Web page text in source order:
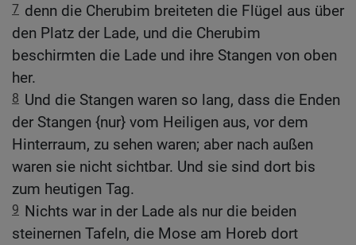
7 denn die Cherubim breiteten die Flügel aus über
den Platz der Lade, und die Cherubim
beschirmten die Lade und ihre Stangen von oben
her.
8 Und die Stangen waren so lang, dass die Enden
der Stangen {nur} vom Heiligen aus, vor dem
Hinterraum, zu sehen waren; aber nach außen
waren sie nicht sichtbar. Und sie sind dort bis
zum heutigen Tag.
9 Nichts war in der Lade als nur die beiden
steinernen Tafeln, die Mose am Horeb dort